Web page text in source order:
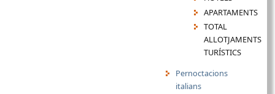
APARTAMENTS
TOTAL
ALLOTJAMENTS
TURÍSTICS
Pernoctacions
italians